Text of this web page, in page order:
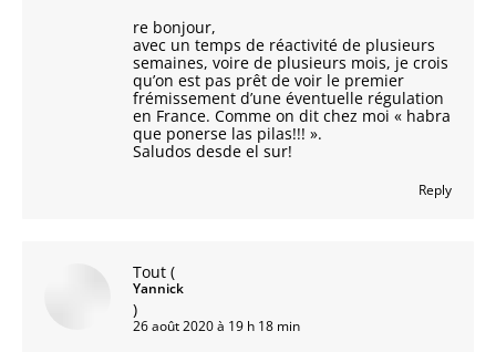
re bonjour,
avec un temps de réactivité de plusieurs
semaines, voire de plusieurs mois, je crois
qu’on est pas prêt de voir le premier
frémissement d’une éventuelle régulation
en France. Comme on dit chez moi « habra
que ponerse las pilas!!! ».
Saludos desde el sur!
Reply
Tout (
Yannick
)
26 août 2020 à 19 h 18 min